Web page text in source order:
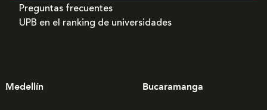
Preguntas frecuentes
UPB en el ranking de universidades
Medellín Bucaramanga